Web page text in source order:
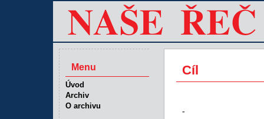
Cíl
-
Menu
Úvod
Archiv
O archivu